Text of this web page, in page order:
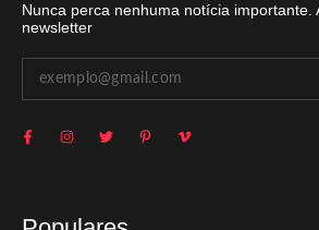
Nunca perca nenhuma notícia importante.
newsletter